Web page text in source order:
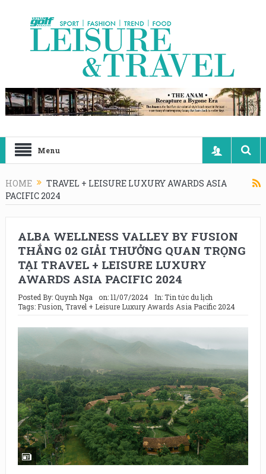
Menu
HOME
TRAVEL + LEISURE LUXURY AWARDS ASIA
PACIFIC 2024
ALBA WELLNESS VALLEY BY FUSION
THẮNG 02 GIẢI THƯỞNG QUAN TRỌNG
TẠI TRAVEL + LEISURE LUXURY
AWARDS ASIA PACIFIC 2024
Posted By:Quynh Nga on:11/07/2024 In:Tin tức du lịch
Tags: Fusion Travel + Leisure Luxury Awards Asia Pacific 2024